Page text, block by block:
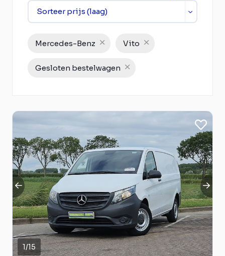
Mercedes-Benz Vito
Gesloten bestelwagen
1/15